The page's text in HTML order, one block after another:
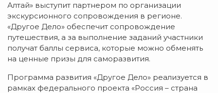
Алтай» выступит партнером по организации
экскурсионного сопровождения в регионе.
«Другое Дело» обеспечит сопровождение
путешествия, а за выполнение заданий участники
получат баллы сервиса, которые можно обменять
на ценные призы для саморазвития.
Программа развития «Другое Дело» реализуется в
рамках федерального проекта «Россия – страна